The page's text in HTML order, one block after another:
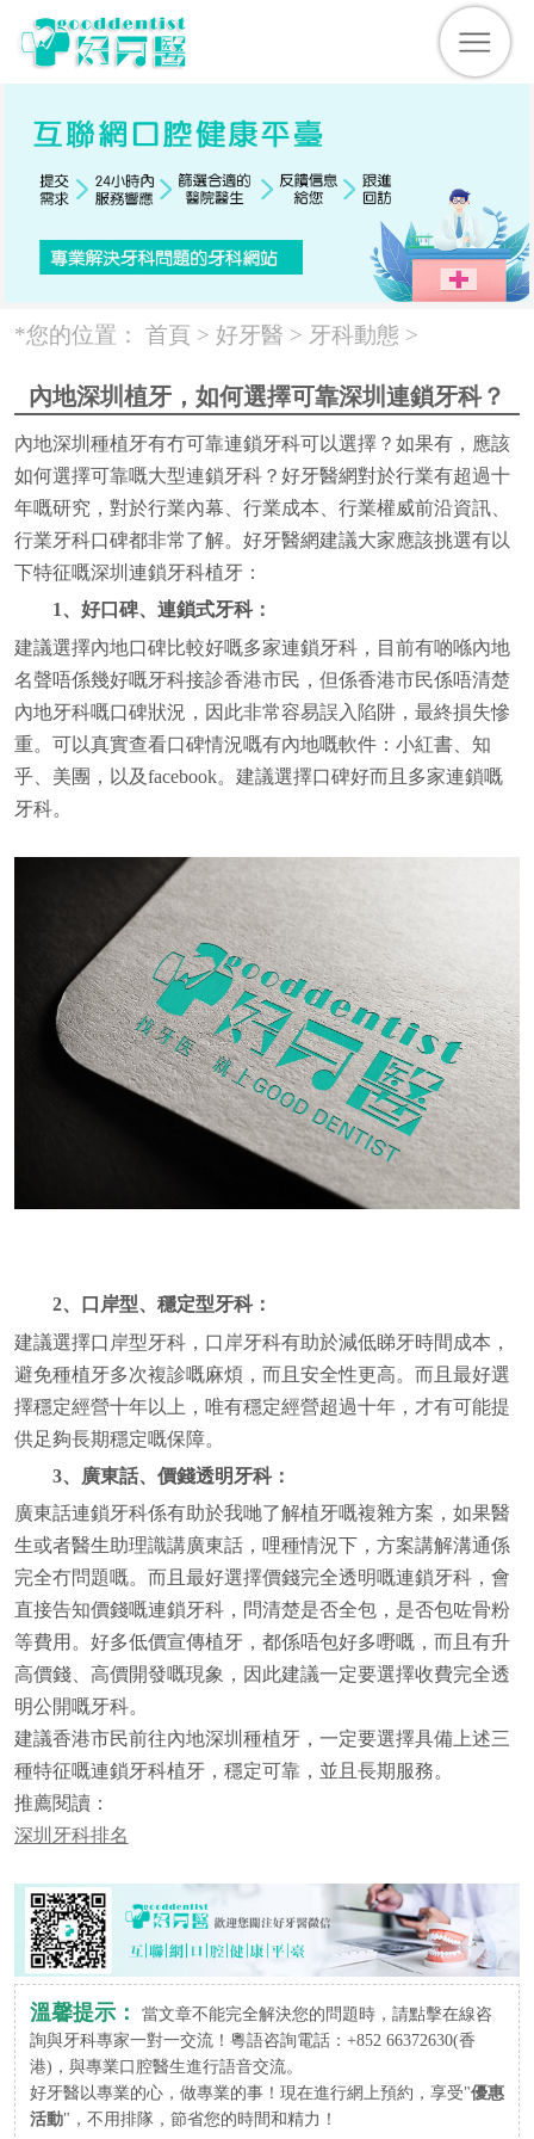
*您的位置： 首頁 > 好牙醫 > 牙科動態 >
內地深圳植牙，如何選擇可靠深圳連鎖牙科？
內地深圳種植牙有冇可靠連鎖牙科可以選擇？如果有，應該
如何選擇可靠嘅大型連鎖牙科？好牙醫網對於行業有超過十
年嘅研究，對於行業內幕、行業成本、行業權威前沿資訊、
行業牙科口碑都非常了解。好牙醫網建議大家應該挑選有以
下特征嘅深圳連鎖牙科植牙：
1、好口碑、連鎖式牙科：
建議選擇內地口碑比較好嘅多家連鎖牙科，目前有啲喺內地
名聲唔係幾好嘅牙科接診香港市民，但係香港市民係唔清楚
內地牙科嘅口碑狀況，因此非常容易誤入陷阱，最終損失慘
重。可以真實查看口碑情況嘅有內地嘅軟件：小紅書、知
乎、美團，以及facebook。建議選擇口碑好而且多家連鎖嘅
牙科。
2、口岸型、穩定型牙科：
建議選擇口岸型牙科，口岸牙科有助於減低睇牙時間成本，
避免種植牙多次複診嘅麻煩，而且安全性更高。而且最好選
擇穩定經營十年以上，唯有穩定經營超過十年，才有可能提
供足夠長期穩定嘅保障。
3、廣東話、價錢透明牙科：
廣東話連鎖牙科係有助於我哋了解植牙嘅複雜方案，如果醫
生或者醫生助理識講廣東話，哩種情況下，方案講解溝通係
完全冇問題嘅。而且最好選擇價錢完全透明嘅連鎖牙科，會
直接告知價錢嘅連鎖牙科，問清楚是否全包，是否包咗骨粉
等費用。好多低價宣傳植牙，都係唔包好多嘢嘅，而且有升
高價錢、高價開發嘅現象，因此建議一定要選擇收費完全透
明公開嘅牙科。
建議香港市民前往內地深圳種植牙，一定要選擇具備上述三
種特征嘅連鎖牙科植牙，穩定可靠，並且長期服務。
推薦閱讀：
深圳牙科排名
溫馨提示：
當文章不能完全解決您的問題時，請點擊在線咨
詢與牙科專家一對一交流！粵語咨詢電話：+852 66372630(香
港)，與專業口腔醫生進行語音交流。
好牙醫以專業的心，做專業的事！現在進行網上預約，享受"優惠
活動"，不用排隊，節省您的時間和精力！